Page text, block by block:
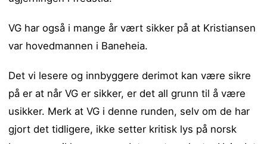
VG har også i mange år vært sikker på at Kristiansen
var hovedmannen i Baneheia.
Det vi lesere og innbyggere derimot kan være sikre
på er at når VG er sikker, er det all grunn til å være
usikker. Merk at VG i denne runden, selv om de har
gjort det tidligere, ikke setter kritisk lys på norsk